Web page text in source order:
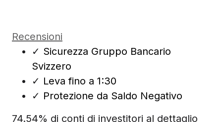
Recensioni
✓ Sicurezza Gruppo Bancario
Svizzero
✓ Leva fino a 1:30
✓ Protezione da Saldo Negativo
74.54% di conti di investitori al dettaglio